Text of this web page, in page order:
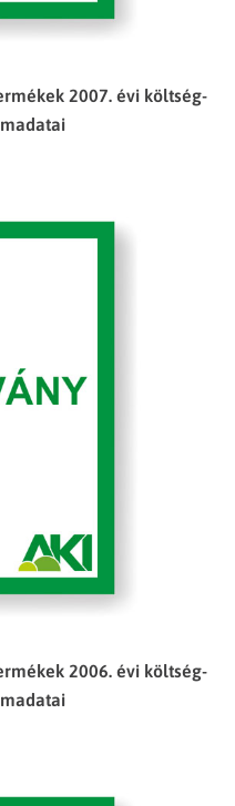
2007. évi költség-
2006. évi költség-